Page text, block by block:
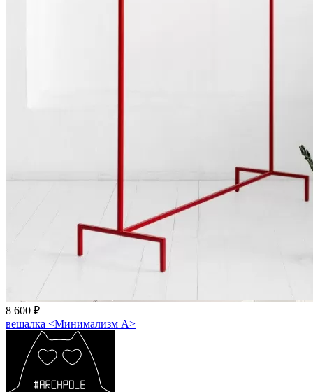
8 600 ₽
вешалка <Минимализм A>